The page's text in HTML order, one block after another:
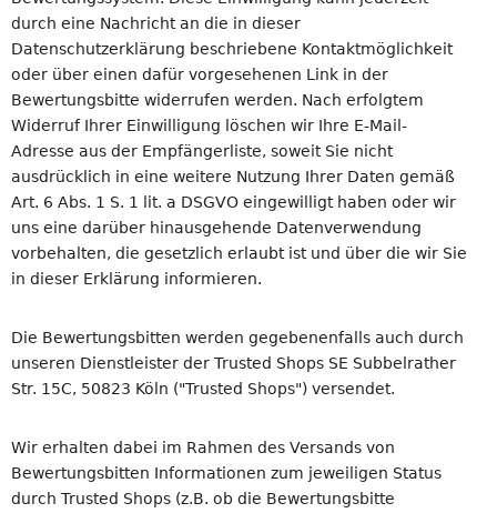
durch eine Nachricht an die in dieser
Datenschutzerklärung beschriebene Kontaktmöglichkeit
oder über einen dafür vorgesehenen Link in der
Bewertungsbitte widerrufen werden. Nach erfolgtem
Widerruf Ihrer Einwilligung löschen wir Ihre E-Mail-
Adresse aus der Empfängerliste, soweit Sie nicht
ausdrücklich in eine weitere Nutzung Ihrer Daten gemäß
Art. 6 Abs. 1 S. 1 lit. a DSGVO eingewilligt haben oder wir
uns eine darüber hinausgehende Datenverwendung
vorbehalten, die gesetzlich erlaubt ist und über die wir Sie
in dieser Erklärung informieren.
Die Bewertungsbitten werden gegebenenfalls auch durch
unseren Dienstleister der Trusted Shops SE Subbelrather
Str. 15C, 50823 Köln ("Trusted Shops") versendet.
Wir erhalten dabei im Rahmen des Versands von
Bewertungsbitten Informationen zum jeweiligen Status
durch Trusted Shops (z.B. ob die Bewertungsbitte